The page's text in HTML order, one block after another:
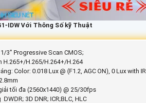
IDW Với Thông Số kỹ Thuật
3" Progressive Scan CMOS;
H.265+/H.265/H.264+/H.264
Color: 0.018 Lux @ (F1.2, AGC ON), 0 Lux with IR
tối đa (2560x1440) @ 25/30fps
3D DNR; ICR;BLC, HLC